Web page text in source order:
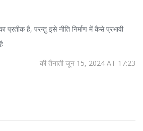
प्रतीक है, परन्तु इसे नीति निर्माण में कैसे प्रभावी
की तैनाती जून 15, 2024 AT 17:23